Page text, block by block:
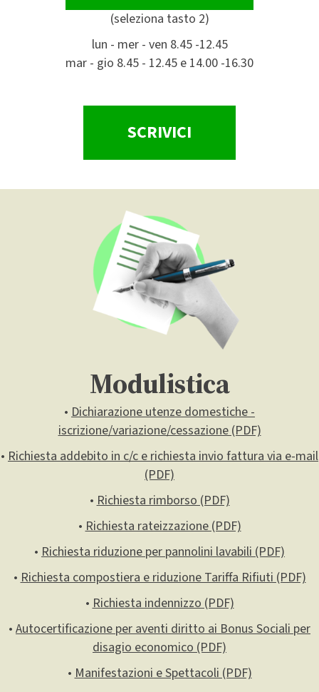
(seleziona tasto 2)
lun - mer - ven 8.45 -12.45
mar - gio 8.45 - 12.45 e 14.00 -16.30
SCRIVICI
Modulistica
• Dichiarazione utenze domestiche -
iscrizione/variazione/cessazione (PDF)
• Richiesta addebito in c/c e richiesta invio fattura via e-mail
(PDF)
• Richiesta rimborso (PDF)
• Richiesta rateizzazione (PDF)
• Richiesta riduzione per pannolini lavabili (PDF)
• Richiesta compostiera e riduzione Tariffa Rifiuti (PDF)
• Richiesta indennizzo (PDF)
• Autocertificazione per aventi diritto ai Bonus Sociali per
disagio economico (PDF)
• Manifestazioni e Spettacoli (PDF)